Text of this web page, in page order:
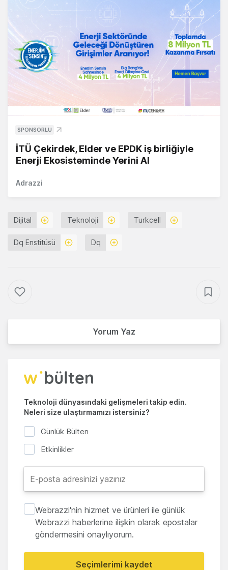
SPONSORLU
İTÜ Çekirdek, Elder ve EPDK iş birliğiyle
Enerji Ekosisteminde Yerini Al
Adrazzi
Dijital Teknoloji Turkcell
Dq Enstitüsü Dq
Yorum Yaz
Teknoloji dünyasındaki gelişmeleri takip edin.
Neleri size ulaştırmamızı istersiniz?
Günlük Bülten
Etkinlikler
Webrazzi'nin hizmet ve ürünleri ile günlük
Webrazzi haberlerine ilişkin olarak epostalar
göndermesini onaylıyorum.
Seçimlerimi kaydet